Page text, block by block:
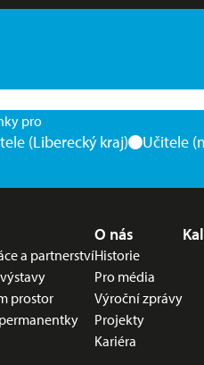
pro
(Liberecký kraj) Učitele
a partnerství
prostor
O nás
Historie
Pro média
Výroční zprávy
Projekty
Kariéra